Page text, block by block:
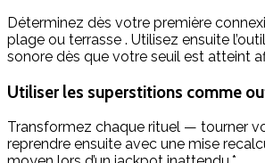
Déterminez dès votre première
plage ou terrasse . Utilisez ensuite
sonore dès que votre seuil est atteint
Utiliser les superstitions comme
Transformez chaque rituel — tourner
reprendre ensuite avec une mise